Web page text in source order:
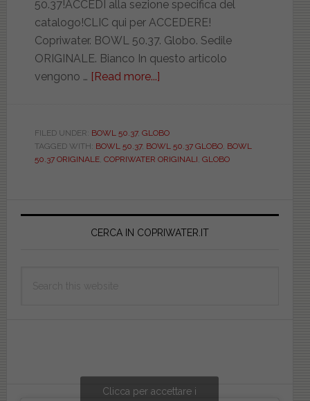
50.37!ACCEDI alla sezione specifica del
catalogo!CLIC qui per ACCEDERE!
Copriwater. BOWL 50.37. Globo. Sedile
ORIGINALE. Bianco In questo articolo
vengono … [Read more...]
50.37.
ORIGINALE.
OBOSB021BI
FILED UNDER: BOWL 50.37, GLOBO
TAGGED WITH: BOWL 50.37, BOWL 50.37 GLOBO, BOWL
50.37 ORIGINALE, COPRIWATER ORIGINALI GLOBO
Primary
CERCA IN COPRIWATER.IT
Clicca per accettare i